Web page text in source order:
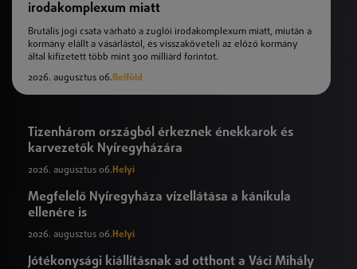
irodakomplexum miatt
Brutális jogi csata várható a zuglói irodakomplexum miatt, miután a
kormány elállt a vásárlástól, és visszaköveteli az előző kormány
által kifizetett több mint 300 milliárd forintot.
2026. augusztus 06.Belföld
Tizenhárom országból érkeznek énekkarok és
karvezetők Nyíregyházára
2026. augusztus 06. Helyi
Megfelelő Nyíregyháza vízellátása a kánikula
ellenére is
2026. augusztus 06. Helyi
Jótékonysági kiállításnak ad otthont a Váci Mihály